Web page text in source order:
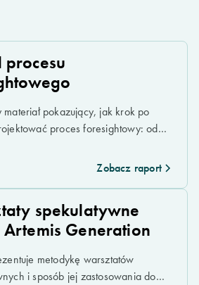
materiał pokazujący, jak krok po
proces foresightowy: od
trendów i megatrendów, poZobacz raport
spekulatywne
Artemis Generation
metodykę warsztatów
i sposób jej zastosowania do